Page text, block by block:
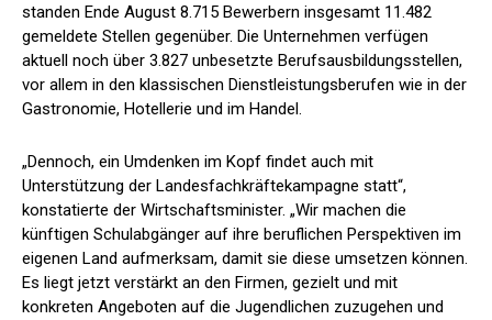
standen Ende August 8.715 Bewerbern insgesamt 11.482
gemeldete Stellen gegenüber. Die Unternehmen verfügen
aktuell noch über 3.827 unbesetzte Berufsausbildungsstellen,
vor allem in den klassischen Dienstleistungsberufen wie in der
Gastronomie, Hotellerie und im Handel.
„Dennoch, ein Umdenken im Kopf findet auch mit
Unterstützung der Landesfachkräftekampagne statt“,
konstatierte der Wirtschaftsminister. „Wir machen die
künftigen Schulabgänger auf ihre beruflichen Perspektiven im
eigenen Land aufmerksam, damit sie diese umsetzen können.
Es liegt jetzt verstärkt an den Firmen, gezielt und mit
konkreten Angeboten auf die Jugendlichen zuzugehen und